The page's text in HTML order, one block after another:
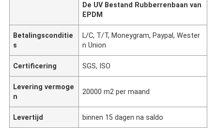
De UV Bestand Rubberrenbaan van
EPDM
Betalingsconditie
s
L/C, T/T, Moneygram, Paypal, Wester
n Union
Certificering SGS, ISO
Levering vermoge
n
20000 m2 per maand
Levertijd binnen 15 dagen na saldo